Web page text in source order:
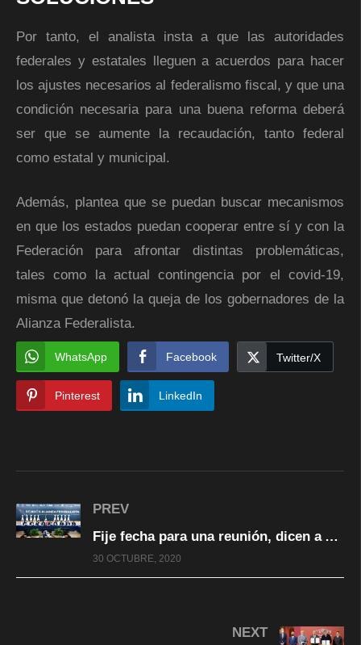
Por tanto, el analista insta a que las autoridades
federales y estatales lleguen a acuerdos para hacer
los ajustes necesarios al federalismo fiscal, y que una
condición necesaria para una buena reforma deberá
ser que se aumente la recaudación, tanto federal
como estatal y municipal.
Además, plantea que se puedan buscar mecanismos
en que los estados puedan cooperar entre sí y con la
Federación para afrontar distintas problemáticas,
tales como la actual contingencia por el covid-19,
misma que detonó la queja de los gobernadores de la
Alianza Federalista.
WhatsApp Facebook Twitter/X
Pinterest LinkedIn
PREV
Fije fecha para una reunión, dicen a AMLO gobernadores de Alianza Federalista
30 OCTUBRE, 2020
NEXT